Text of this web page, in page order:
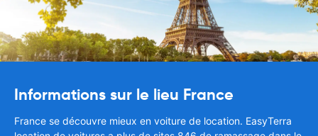
Informations sur le lieu France
France se découvre mieux en voiture de location. EasyTerra